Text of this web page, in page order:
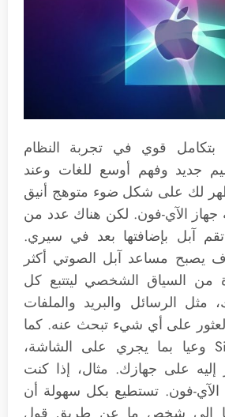
بتكامل قوي في تجربة النظام
جديد وفهم أوسع للغات وعند
لك على شكل ضوء متوهج أنيق
الآي-فون. لكن هناك عدد من
آبل بإضافتها بعد في سيري.
سوف يصبح مساعد آبل الصوتي أكثر
من السياق الشخصي ليتتبع كل
الرسائل والبريد والملفات
على أي شيء تبحث عنه. كما
سوف يكتسب Siri وعيا بما يجري على الشاشة،
على جهازك. مثال، إذا كنت
فون. تستطيع بكل سهولة أن